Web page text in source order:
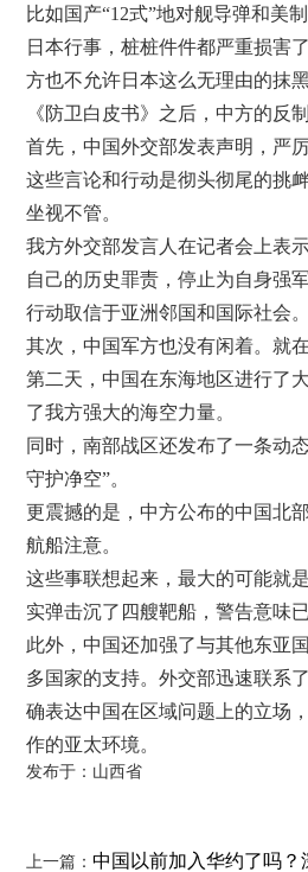
比如国产“12式”地对舰导弹和美
日本行事，桩桩件件都严重损害
方也不允许日本这么无理由的抹
《防卫白皮书》之后，中方的反
首先，中国外交部发表声明，严
这些言论和行动是彻头彻尾的挑
坐视不管。
我方外交部发言人在记者会上表
自己的历史罪责，停止为自身强
行动取信于亚洲邻国和国际社会
其次，中国军方也没有闲着。就
第二天，中国在东海地区进行了
了我方强大的海空力量。
同时，南部战区还发布了一条动
守护净空”。
更震撼的是，中方公布的中国北
航船注意。
这些事联想起来，最大的可能就
实弹击沉了四艘靶船，警告意味
此外，中国还加强了与其他东亚
多国家的支持。外交部迅速联系
确表达中国在区域问题上的立场
作的亚太环境。
发布于：山西省
上一篇：中国以前加入华约了吗？